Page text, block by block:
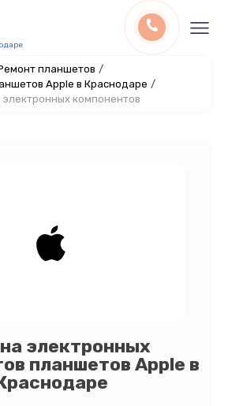
планшетов /
Apple в Краснодаре /
компонентов
электронных
планшетов Apple в